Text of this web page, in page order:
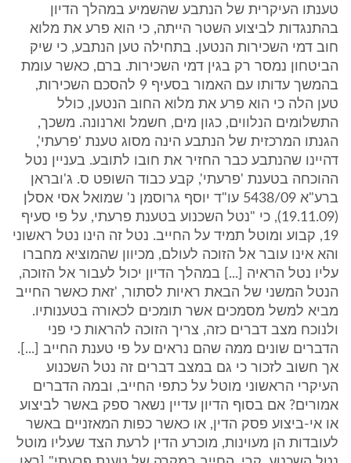
טענתו העיקרית של הנתבע שהשמיע במהלך הדיון
בהתנגדות לביצוע השטר הייתה, כי הוא פרע את מלוא
חוב דמי השכירות הנטען. בתחילה טען הנתבע, כי שיק
הביטחון נמסר רק בגין דמי השכירות. ברם, כאשר עומת
בהמשך עדותו עם האמור בסעיף 9 להסכם השכירות,
טען הלה כי הוא פרע את מלוא החוב הנטען, כולל
התשלומים הנלווים, כגון מים, חשמל וארנונה. משכך,
הגנתו המרכזית של הנתבע הינה מסוג טענת 'פרעתי',
דהיינו שהנתבע כבר החזיר את חובו לתובע. בעניין נטל
ההוכחה בטענת 'פרעתי', קבע כבוד השופט ס. ג'ובראן
ברע"א 5438/09 עו"ד יוסף גרוסמן נ' שמואל אסי אסלן
(19.11.09), כי "נטל השכנוע בטענת פרעתי, על פי סעיף
19, קבוע ומוטל תמיד על החייב. נטל זה הינו נטל ראשוני
והא אינו עובר אל הזוכה לעולם, מכיוון שהמוציא מחברו
עליו נטל הראיה [...] במהלך הדיון יכול לעבור אל הזוכה,
הנטל המשני של הבאת ראיות לסתור, 'זאת כאשר החייב
מביא למשל מסמכים אשר תומכים לכאורה בטענותיו.
ולנוכח מצב דברים כזה, צריך הזוכה להראות כי פני
הדברים שונים ממה שהם נראים על פי טענת החייב [...].
אך חשוב לזכור כי גם במצב דברים זה נטל השכנוע
העיקרי הראשוני מוטל על כתפי החייב, ובמה הדברים
אמורים? אם בסוף הדיון עדיין נשאר ספק באשר לביצוע
או אי-ביצוע פסק הדין, או כאשר כפות המאזניים באשר
לעובדות הן מעוינות, מוכרע הדין לרעת הצד שעליו מוטל